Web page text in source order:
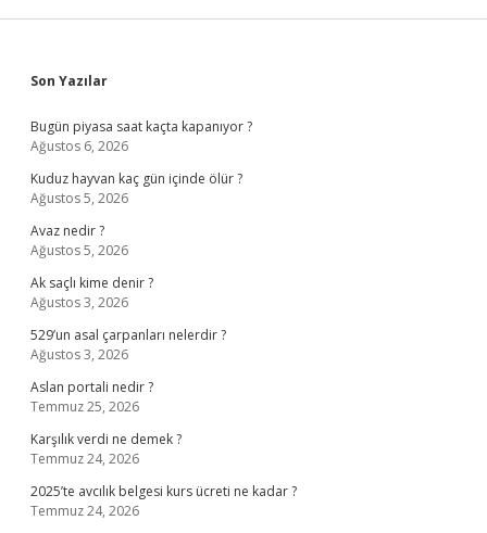
Sidebar
Son Yazılar
Bugün piyasa saat kaçta kapanıyor ?
Ağustos 6, 2026
Kuduz hayvan kaç gün içinde ölür ?
Ağustos 5, 2026
Avaz nedir ?
Ağustos 5, 2026
Ak saçlı kime denir ?
Ağustos 3, 2026
529’un asal çarpanları nelerdir ?
Ağustos 3, 2026
Aslan portali nedir ?
Temmuz 25, 2026
Karşılık verdi ne demek ?
Temmuz 24, 2026
2025’te avcılık belgesi kurs ücreti ne kadar ?
Temmuz 24, 2026